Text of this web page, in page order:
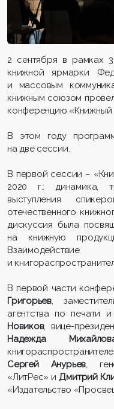
2 сентября в рамках
книжной ярмарки
и массовым
книжным союзом
конференцию «Книжный
В этом году
на две сессии.
В первой сессии –
2020 г.: динамика,
выступления
отечественного
дискуссия была
на книжную
и
В первой части
Григорьев,
агентства по печати
Новиков, вице-
Надежда
Сергей Анурьев,
«ЛитРес» иДмитрий
«Издательство